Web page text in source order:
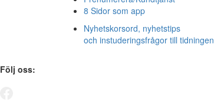
8 Sidor som app
Nyhetskorsord, nyhetstips
och instuderingsfrågor till tidningen
Följ oss: